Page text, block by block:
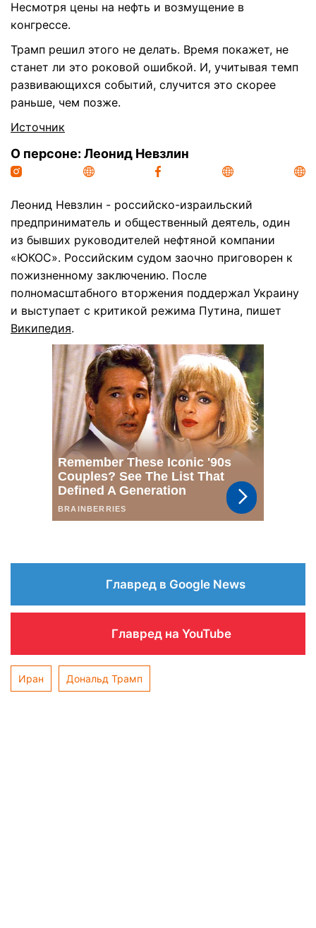
Несмотря цены на нефть и возмущение в
конгрессе.
Трамп решил этого не делать. Время покажет, не
станет ли это роковой ошибкой. И, учитывая темп
развивающихся событий, случится это скорее
раньше, чем позже.
Источник
О персоне: Леонид Невзлин
Леонид Невзлин - российско-израильский
предприниматель и общественный деятель, один
из бывших руководителей нефтяной компании
«ЮКОС». Российским судом заочно приговорен к
пожизненному заключению. После
полномасштабного вторжения поддержал Украину
и выступает с критикой режима Путина, пишет
Википедия.
Главред в Google News
Главред на YouTube
Иран Дональд Трамп